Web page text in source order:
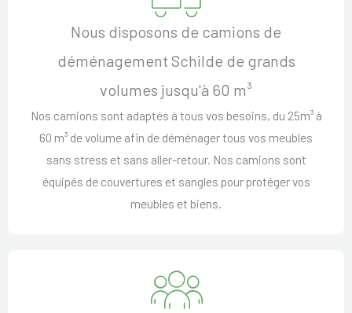
Nous disposons de camions de
déménagement Schilde de grands
volumes jusqu'à 60 m³
Nos camions sont adaptés à tous vos besoins, du 25m³ à
60 m³ de volume afin de déménager tous vos meubles
sans stress et sans aller-retour. Nos camions sont
équipés de couvertures et sangles pour protéger vos
meubles et biens.